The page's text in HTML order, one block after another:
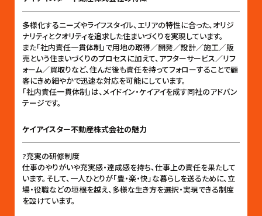
多様化するニーズやライフスタイル、エリアの特性に合った、オリジ
ナリティとクオリティを追求した住まいづくりを実現しています。
また「社内責任一貫体制」で用地の取得／開発／設計／施工／販
売という住まいづくりのプロセスに加えて、アフターサービス／リフ
ォーム／買取りなど、住んだ後も責任を持ってフォローすることで顧
客にきめ細やかで迅速な対応を可能にしています。
「社内責任一貫体制」は、メイドイン・ケイアイを成す同社のアドバン
テージです。
ケイアイスター不動産株式会社の魅力
?充実の研修制度
仕事のやりがいや充実感・達成感を持ち、仕事上の責任を果たして
います。そして、一人ひとりが「豊・楽・快」な暮らしを送るために、立
場・役職などの垣根を越え、多様な生き方を選択・実現できる制度
を設けています。